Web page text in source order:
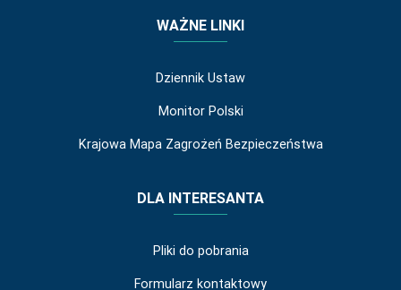
WAŻNE LINKI
Dziennik Ustaw
Monitor Polski
Krajowa Mapa Zagrożeń Bezpieczeństwa
DLA INTERESANTA
Pliki do pobrania
Formularz kontaktowy